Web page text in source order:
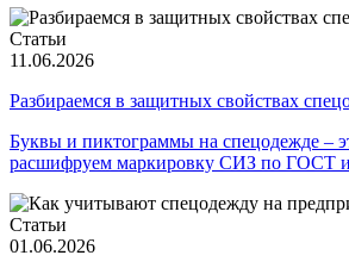
Статьи
11.06.2026
Разбираемся в защитных свойствах
Буквы и пиктограммы на спецодежде –
расшифруем маркировку СИЗ по ГОСТ и
Статьи
01.06.2026